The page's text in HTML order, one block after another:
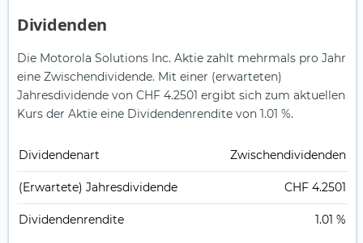
Dividenden
Die Motorola Solutions Inc. Aktie zahlt mehrmals pro Jahr
eine Zwischendividende. Mit einer (erwarteten)
Jahresdividende von CHF 4.2501 ergibt sich zum aktuellen
Kurs der Aktie eine Dividendenrendite von 1.01 %.
Dividendenart Zwischendividenden
(Erwartete) Jahresdividende CHF 4.2501
Dividendenrendite 1.01 %